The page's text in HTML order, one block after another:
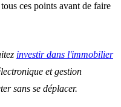
ces points avant de faire
investir dans l'immobilier
et gestion
sans se déplacer.